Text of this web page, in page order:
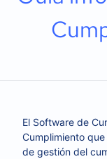
El Software de
Cumplimiento
de gestión del